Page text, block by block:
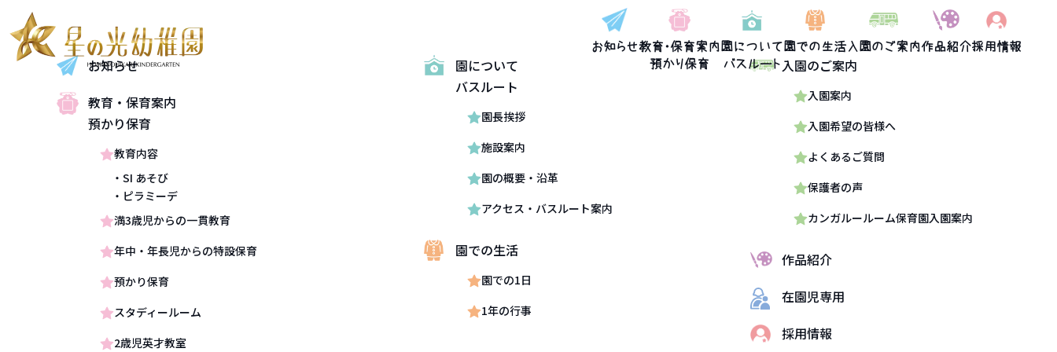
お知らせ教育・保育案内
預かり保育
園について
バスルート
園での生活 入園のご案内作品紹介採用情報
お知らせ
教育・保育案内
預かり保育
教育内容
SI あそび
ピラミーデ
満3歳児からの一貫教育
年中・年長児からの特設保育
預かり保育
スタディールーム
2歳児英才教室
お知らせ
教育・保育案内
預かり保育
教育内容
・SI あそび
・ピラミーデ
満3歳児からの一貫教育
年中・年長児からの特設保育
預かり保育
スタディールーム
2歳児英才教室
園について
バスルート
園長挨拶
施設案内
園の概要・沿革
アクセス・バスルート案内
園での生活
園での1日
1年の行事
入園のご案内
入園案内
入園希望の皆様へ
よくあるご質問
保護者の声
カンガルールーム保育園入園案内
作品紹介
在園児専用
採用情報